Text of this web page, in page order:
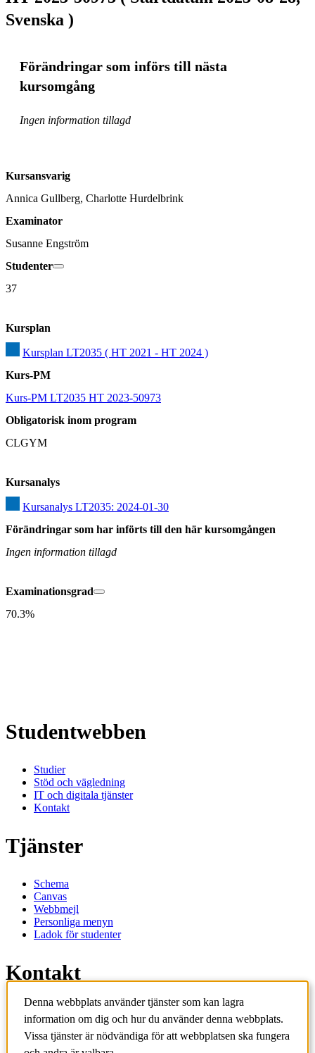
Svenska )
Förändringar som införs till nästa
kursomgång
Ingen information tillagd
Kursansvarig
Annica Gullberg, Charlotte Hurdelbrink
Examinator
Susanne Engström
Studenter
37
Kursplan
Kursplan LT2035 ( HT 2021 - HT 2024 )
Kurs-PM
Kurs-PM LT2035 HT 2023-50973
Obligatorisk inom program
CLGYM
Kursanalys
Kursanalys LT2035: 2024-01-30
Förändringar som har införts till den här kursomgången
Ingen information tillagd
Examinationsgrad
70.3%
Studentwebben
Studier
Stöd och vägledning
IT och digitala tjänster
Kontakt
Tjänster
Schema
Canvas
Webbmejl
Personliga menyn
Ladok för studenter
Kontakt
Kontakta utbildningsprogram
Kontakta kurs
IT-support
KTH Entré
Denna webbplats använder tjänster som kan lagra
information om dig och hur du använder denna webbplats.
Vissa tjänster är nödvändiga för att webbplatsen ska fungera